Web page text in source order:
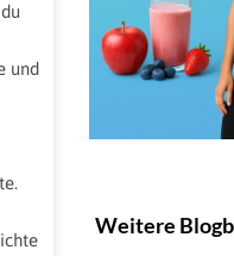
und
Weitere